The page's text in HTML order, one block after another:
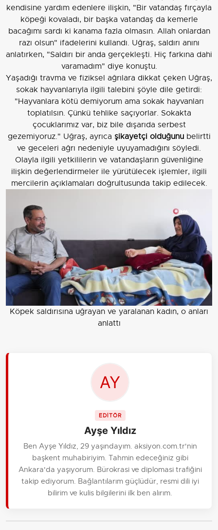
kendisine yardım edenlere ilişkin, "Bir vatandaş fırçayla
köpeği kovaladı, bir başka vatandaş da kemerle
bacağımı sardı ki kanama fazla olmasın. Allah onlardan
razı olsun" ifadelerini kullandı. Uğraş, saldırı anını
anlatırken, "Saldırı bir anda gerçekleşti. Hiç farkına dahi
varamadım" diye konuştu.
Yaşadığı travma ve fiziksel ağrılara dikkat çeken Uğraş,
sokak hayvanlarıyla ilgili talebini şöyle dile getirdi:
"Hayvanlara kötü demiyorum ama sokak hayvanları
toplatılsın. Çünkü tehlike saçıyorlar. Sokakta
çocuklarımız var, biz bile dışarıda serbest
gezemiyoruz." Uğraş, ayrıca şikayetçi olduğunubelirtti
ve geceleri ağrı nedeniyle uyuyamadığını söyledi.
Olayla ilgili yetkililerin ve vatandaşların güvenliğine
ilişkin değerlendirmeler ile yürütülecek işlemler, ilgili
mercilerin açıklamaları doğrultusunda takip edilecek.
Köpek saldırısına uğrayan ve yaralanan kadın, o anları
anlattı
EDİTÖR
Ayşe Yıldız
Ben Ayşe Yıldız, 29 yaşındayım. aksiyon.com.tr'nin
başkent muhabiriyim. Tahmin edeceğiniz gibi
Ankara'da yaşıyorum. Bürokrasi ve diplomasi trafiğini
takip ediyorum. Bağlantılarım güçlüdür, resmi dili iyi
bilirim ve kulis bilgilerini ilk ben alırım.